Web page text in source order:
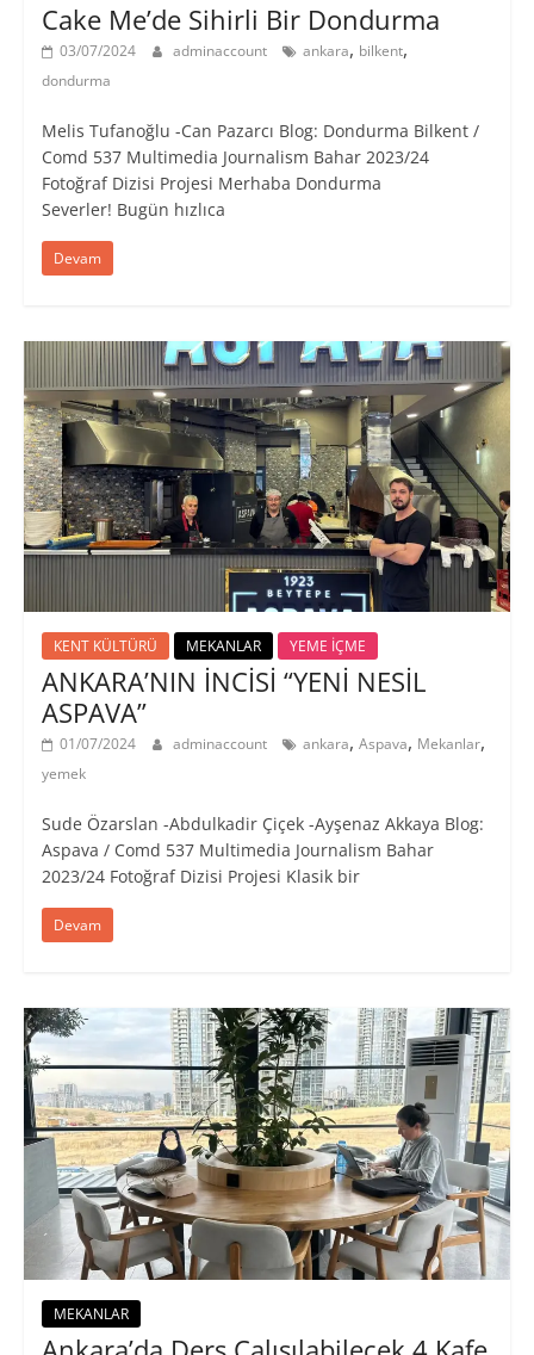
Cake Me’de Sihirli Bir Dondurma
03/07/2024 adminaccount ankara, bilkent,
dondurma
Melis Tufanoğlu -Can Pazarcı Blog: Dondurma Bilkent /
Comd 537 Multimedia Journalism Bahar 2023/24
Fotoğraf Dizisi Projesi Merhaba Dondurma
Severler! Bugün hızlıca
Devam
KENT KÜLTÜRÜ MEKANLAR YEME İÇME
ANKARA’NIN İNCİSİ “YENİ NESİL
ASPAVA”
01/07/2024 adminaccount ankara, Aspava, Mekanlar,
yemek
Sude Özarslan -Abdulkadir Çiçek -Ayşenaz Akkaya Blog:
Aspava / Comd 537 Multimedia Journalism Bahar
2023/24 Fotoğraf Dizisi Projesi Klasik bir
Devam
MEKANLAR